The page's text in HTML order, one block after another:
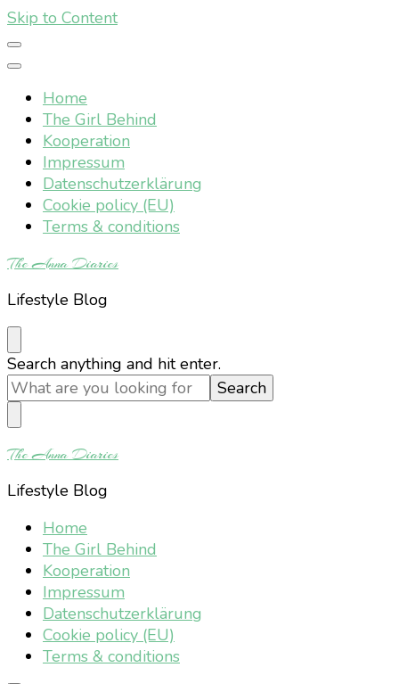
Skip to Content
Home
The Girl Behind
Kooperation
Impressum
Datenschutzerklärung
Cookie policy (EU)
Terms & conditions
The Anna Diaries
Lifestyle Blog
Looking
for
Something?
Search anything and hit enter.
The Anna Diaries
Lifestyle Blog
Home
The Girl Behind
Kooperation
Impressum
Datenschutzerklärung
Cookie policy (EU)
Terms & conditions